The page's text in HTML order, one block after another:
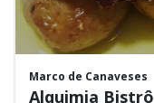
Marco de Canaveses
Alquimia Bistrô